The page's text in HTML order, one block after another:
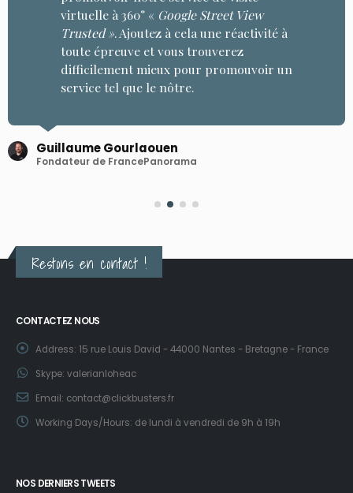
virtuelle à 360° « Google Street View
Trusted ». Ajoutez à cela une réactivité à
toute épreuve et vous trouverez
difficilement mieux pour promouvoir un
service tel que le nôtre.
Guillaume Gourlaouen
Fondateur de FrancePanorama
Restons en contact !
CONTACTEZ NOUS
Address: 15 rue Louis David - 44000 Nantes - Bretagne - France
Skype: valerianloheac
Email: contact@clickbusters.fr
Working Days/Hours: de lundi à vendredi de 9h à 19h
NOS DERNIERS TWEETS